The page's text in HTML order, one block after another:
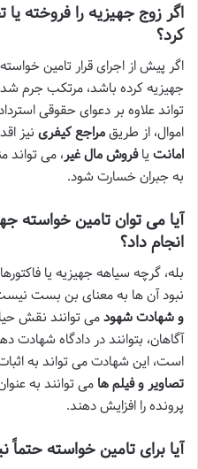
اگر زوج جهیزیه را فروخته
کرد؟
اگر پیش از اجرای قرار تامین
جهیزیه کرده باشد، مرتکب جرم
تواند علاوه بر دعوای حقوقی
اموال، از طریقمراجع کیفری نیز
امانت یافروش مال غیر، می تواند
به جبران خسارت شود.
آیا می توان تامین خواسته
انجام داد؟
بله، گرچه سیاهه جهیزیه یا
نبود آن ها به معنای بن بست
و شهادت شهودمی توانند نقش
آگاهان، بتوانند در دادگاه شهادت
است، این شهادت می تواند به
تصاویر و فیلم ها می توانند به
پرونده را افزایش دهند.
آیا برای تامین خواسته